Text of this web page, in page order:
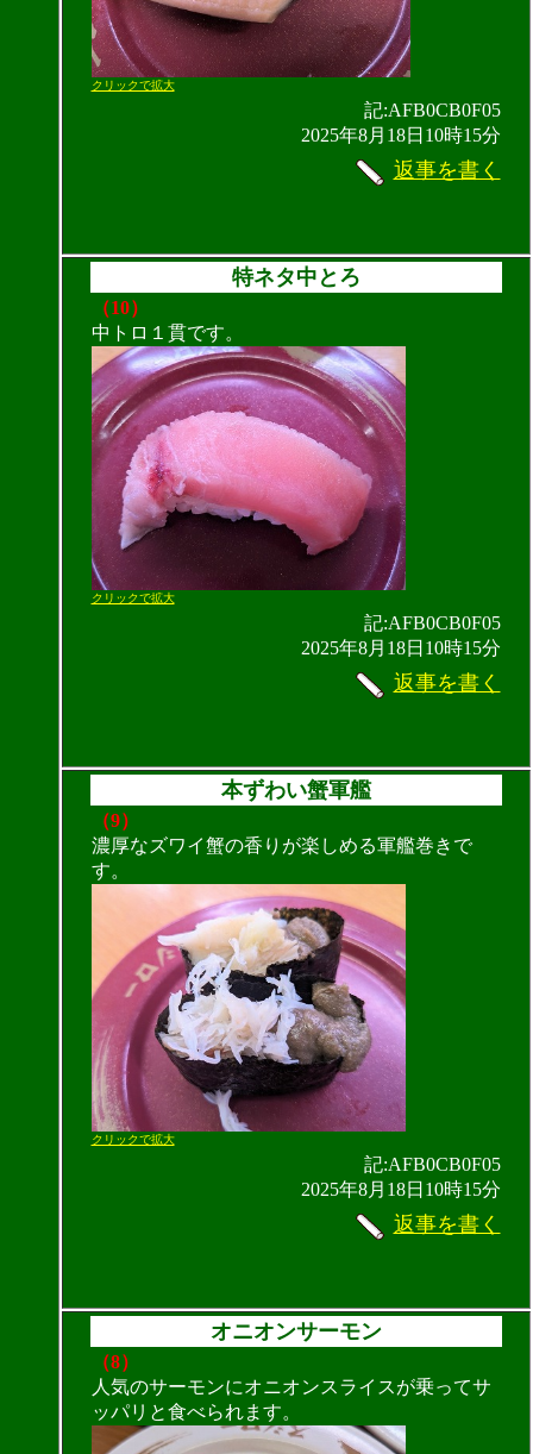
クリックで拡大
記:AFB0CB0F05
2025年8月18日10時15分
返事を書く
特ネタ中とろ
（10）
中トロ１貫です。
クリックで拡大
記:AFB0CB0F05
2025年8月18日10時15分
返事を書く
本ずわい蟹軍艦
（9）
濃厚なズワイ蟹の香りが楽しめる軍艦巻きで
す。
クリックで拡大
記:AFB0CB0F05
2025年8月18日10時15分
返事を書く
オニオンサーモン
（8）
人気のサーモンにオニオンスライスが乗ってサ
ッパリと食べられます。